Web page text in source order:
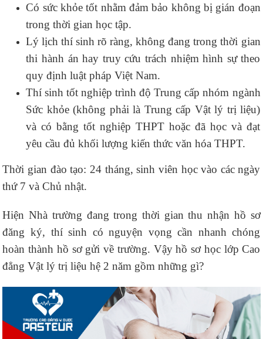
Có sức khỏe tốt nhằm đảm bảo không bị gián đoạn
trong thời gian học tập.
Lý lịch thí sinh rõ ràng, không đang trong thời gian
thi hành án hay truy cứu trách nhiệm hình sự theo
quy định luật pháp Việt Nam.
Thí sinh tốt nghiệp trình độ Trung cấp nhóm ngành
Sức khỏe (không phải là Trung cấp Vật lý trị liệu)
và có bằng tốt nghiệp THPT hoặc đã học và đạt
yêu cầu đủ khối lượng kiến thức văn hóa THPT.
Thời gian đào tạo: 24 tháng, sinh viên học vào các ngày
thứ 7 và Chủ nhật.
Hiện Nhà trường đang trong thời gian thu nhận hồ sơ
đăng ký, thí sinh có nguyện vọng cần nhanh chóng
hoàn thành hồ sơ gửi về trường. Vậy hồ sơ học lớp Cao
đẳng Vật lý trị liệu hệ 2 năm gồm những gì?